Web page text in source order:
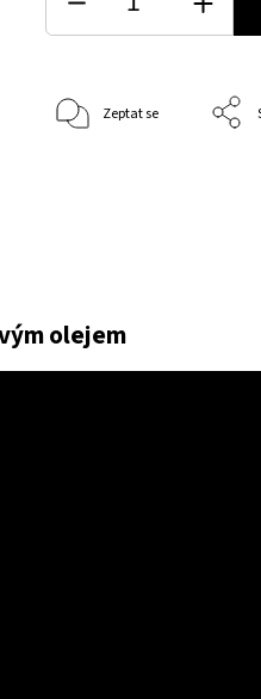
Zeptat se
olejem